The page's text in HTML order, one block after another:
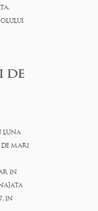
de
luna
mari
in
in